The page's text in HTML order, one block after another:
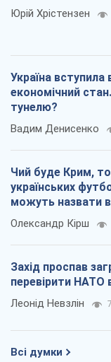
Юрій Хрістензен
Україна вступила
економічний
тунелю?
Вадим Денисенко
Чий буде Крим,
українських
можуть назвати
Олександр Кірш
Захід проспав
перевірити НАТО
Леонід Невзлін
Всі думки